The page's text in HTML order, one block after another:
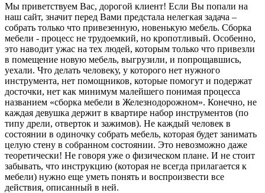
Мы приветствуем Вас, дорогой клиент! Если Вы попали на
наш сайт, значит перед Вами предстала нелегкая задача –
собрать только что привезенную, новенькую мебель. Сборка
мебели - процесс не трудоемкий, но кропотливый. Особенно,
это наводит ужас на тех людей, которым только что привезли
в помещение новую мебель, выгрузили, и попрощавшись,
уехали. Что делать человеку, у которого нет нужного
инструмента, нет помощников, которые помогут и подержат
досточки, нет как минимум малейшего понимая процесса
названием «сборка мебели в Железнодорожном». Конечно, не
каждая девушка держит в квартире набор инструментов (по
типу дрели, отверток и зажимов). Не каждый человек в
состоянии в одиночку собрать мебель, которая будет занимать
целую стену в собранном состоянии. Это невозможно даже
теоретически! Не говоря уже о физическом плане. И не стоит
забывать, что инструкцию (которая не всегда прилагается к
мебели) нужно еще уметь понять и воспроизвести все
действия, описанный в ней.